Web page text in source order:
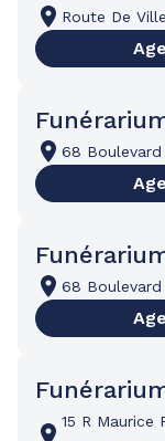
Route De
68 Boulevard
68 Boulevard
15 R Maurice